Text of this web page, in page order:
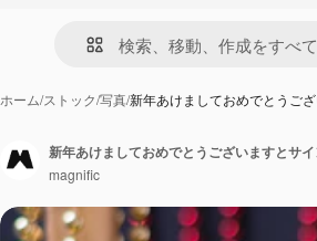
ホーム/ストック/写真/新年あけましておめでとうご
新年あけましておめでとうございますとサ
magnific